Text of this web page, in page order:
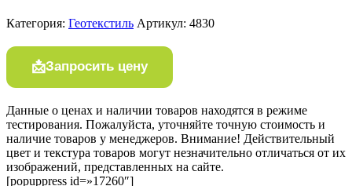
Категория: Геотекстиль Артикул: 4830
Запросить цену
Данные о ценах и наличии товаров находятся в режиме
тестирования. Пожалуйста, уточняйте точную стоимость и
наличие товаров у менеджеров. Внимание! Действительный
цвет и текстура товаров могут незначительно отличаться от их
изображений, представленных на сайте.
[popuppress id=»17260″]